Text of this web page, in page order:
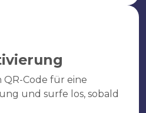
Code für eine
und surfe los, sobald